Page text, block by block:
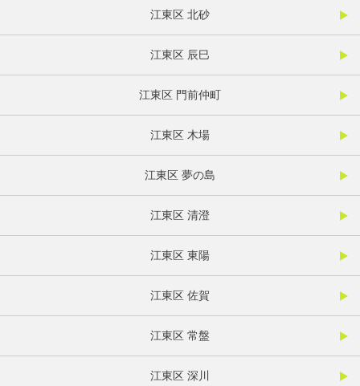
江東区 北砂
江東区 辰巳
江東区 門前仲町
江東区 木場
江東区 夢の島
江東区 清澄
江東区 東陽
江東区 佐賀
江東区 常盤
江東区 深川